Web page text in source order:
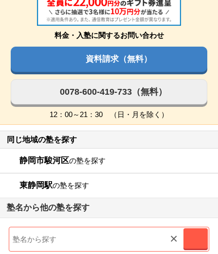
料金・入塾に関するお問い合わせ
資料請求（無料）
0078-600-419-733（無料）
12：00～21：30 （日・月を除く）
同じ地域の塾を探す
静岡市駿河区の塾を探す
東静岡駅の塾を探す
塾名から他の塾を探す
×